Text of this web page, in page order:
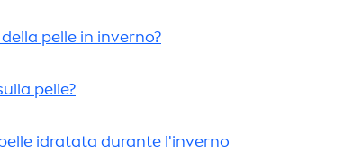
pelle in inverno?
pelle?
idratata durante l'inverno